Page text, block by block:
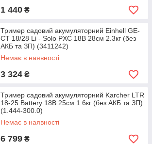
1 440 ₴
Тример садовий акумуляторний Einhell GE-
CT 18/28 Li - Solo PXC 18В 28см 2.3кг (без
АКБ та ЗП) (3411242)
Немає в наявності
3 324 ₴
Тример садовий акумуляторний Karcher LTR
18-25 Battery 18В 25см 1.6кг (без АКБ та ЗП)
(1.444-300.0)
Немає в наявності
6 799 ₴